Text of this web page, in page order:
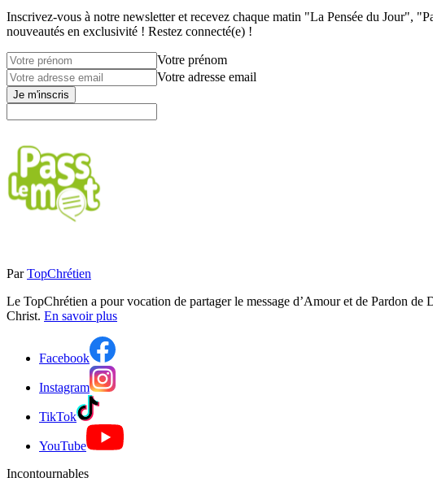
Inscrivez-vous à notre newsletter et recevez chaque matin "La Pensée du Jour",
nouveautés en exclusivité ! Restez connecté(e) !
Votre prénom
Votre adresse email
Je m'inscris
Par TopChrétien
Le TopChrétien a pour vocation de partager le message d’Amour et de Pardon
Christ. En savoir plus
Facebook
Instagram
TikTok
YouTube
Incontournables